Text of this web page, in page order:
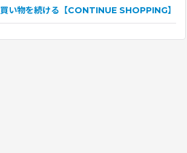
買い物を続ける【CONTINUE SHOPPING】